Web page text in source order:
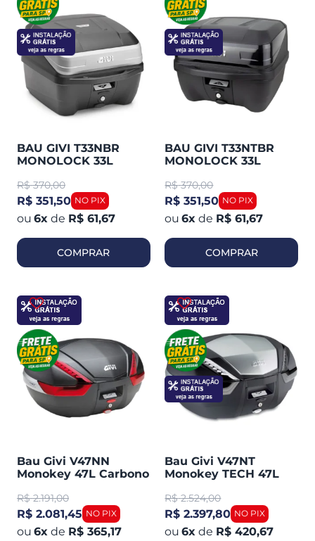
BAU GIVI T33NBR
MONOLOCK 33L
R$ 370,00
R$ 351,50
6x de R$ 61,67
COMPRAR
BAU GIVI T33NTBR
MONOLOCK 33L
PRETO
R$ 370,00
R$ 351,50
6x de R$ 61,67
COMPRAR
Bau Givi V47NN
Monokey 47L Carbono
R$ 2.191,00
R$ 2.081,45
6x de R$ 365,17
Bau Givi V47NT
Monokey TECH 47L
Lente Cristal Traseiro
R$ 2.524,00
R$ 2.397,80
6x de R$ 420,67